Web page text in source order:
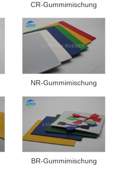
CR-Gummimischung
NR-Gummimischung
BR-Gummimischung